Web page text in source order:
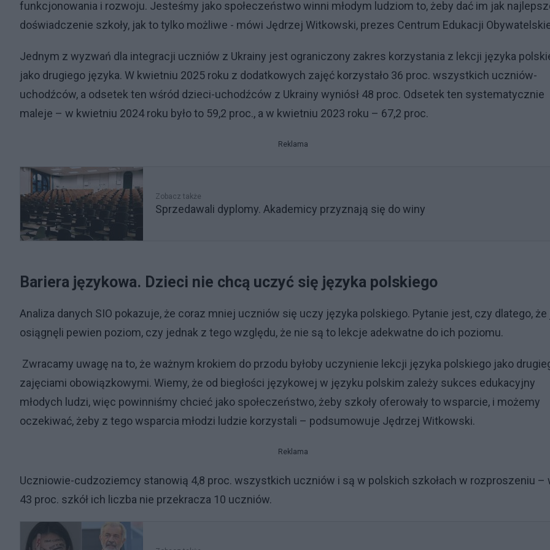
funkcjonowania i rozwoju. Jesteśmy jako społeczeństwo winni młodym ludziom to, żeby dać im jak
doświadczenie szkoły, jak to tylko możliwe - mówi Jędrzej Witkowski, prezes Centrum Edukacji
Jednym z wyzwań dla integracji uczniów z Ukrainy jest ograniczony zakres korzystania z lekcji języka
jako drugiego języka. W kwietniu 2025 roku z dodatkowych zajęć korzystało 36 proc. wszystkich uczniów-
uchodźców, a odsetek ten wśród dzieci-uchodźców z Ukrainy wyniósł 48 proc. Odsetek ten systematycznie
maleje – w kwietniu 2024 roku było to 59,2 proc., a w kwietniu 2023 roku – 67,2 proc.
Reklama
Zobacz także
Sprzedawali dyplomy. Akademicy przyznają się do winy
Bariera językowa. Dzieci nie chcą uczyć się języka polskiego
Analiza danych SIO pokazuje, że coraz mniej uczniów się uczy języka polskiego. Pytanie jest, czy dlatego, że
osiągnęli pewien poziom, czy jednak z tego względu, że nie są to lekcje adekwatne do ich poziomu.
Zwracamy uwagę na to, że ważnym krokiem do przodu byłoby uczynienie lekcji języka polskiego jako
zajęciami obowiązkowymi. Wiemy, że od biegłości językowej w języku polskim zależy sukces edukacyjny
młodych ludzi, więc powinniśmy chcieć jako społeczeństwo, żeby szkoły oferowały to wsparcie, i możemy
oczekiwać, żeby z tego wsparcia młodzi ludzie korzystali – podsumowuje Jędrzej Witkowski.
Reklama
Uczniowie-cudzoziemcy stanowią 4,8 proc. wszystkich uczniów i są w polskich szkołach w rozproszeniu –
43 proc. szkół ich liczba nie przekracza 10 uczniów.